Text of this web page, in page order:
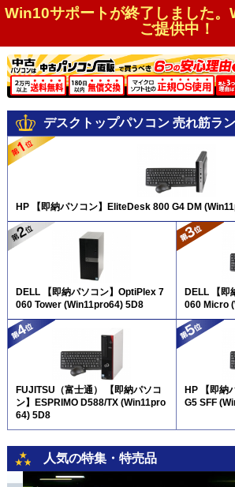
Win10サポートが終了しました。
ご提供中！
デスクトップパソコン 売れ筋ラ
HP 【即納パソコン】EliteDesk 800 G4 DM
DELL 【即納パソコン】OptiPlex 7
060 Tower (Win11pro64) 5D8
DELL 【即
060 Micro
FUJITSU（富士通） 【即納パソコ
ン】ESPRIMO D588/TX (Win11pro
64) 5D8
HP 【即納
G5 SFF
人気の特集・特売品